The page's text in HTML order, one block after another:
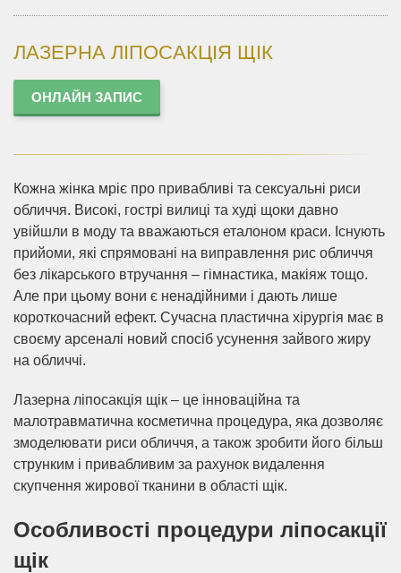
ЛАЗЕРНА ЛІПОСАКЦІЯ ЩІК
ОНЛАЙН ЗАПИС
Кожна жінка мріє про привабливі та сексуальні риси
обличчя. Високі, гострі вилиці та худі щоки давно
увійшли в моду та вважаються еталоном краси. Існують
прийоми, які спрямовані на виправлення рис обличчя
без лікарського втручання – гімнастика, макіяж тощо.
Але при цьому вони є ненадійними і дають лише
короткочасний ефект. Сучасна пластична хірургія має в
своєму арсеналі новий спосіб усунення зайвого жиру
на обличчі.
Лазерна ліпосакція щік – це інноваційна та
малотравматична косметична процедура, яка дозволяє
змоделювати риси обличчя, а також зробити його більш
струнким і привабливим за рахунок видалення
скупчення жирової тканини в області щік.
Особливості процедури ліпосакції
щік